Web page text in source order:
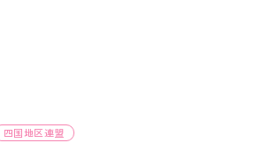
四国地区連盟